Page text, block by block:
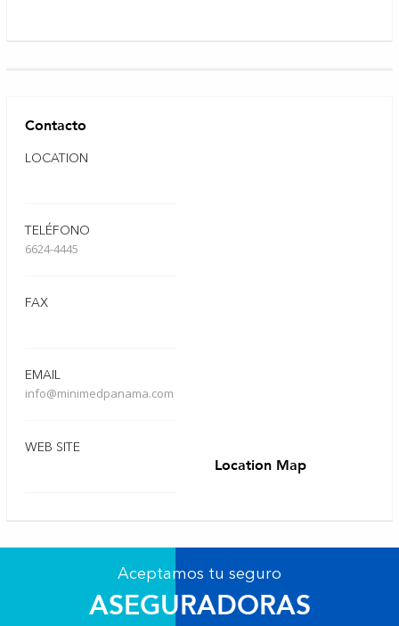
Contacto
LOCATION
TELÉFONO
6624-4445
FAX
EMAIL
info@minimedpanama.com
WEB SITE
Location Map
Aceptamos tu seguro
ASEGURADORAS